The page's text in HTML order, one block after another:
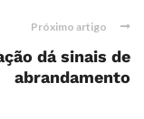
Próximo artigo
dá sinais de
abrandamento